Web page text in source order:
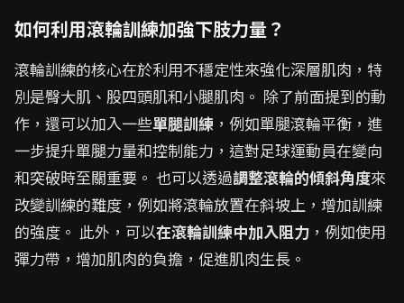
如何利用滾輪訓練加強下肢力量？
滾輪訓練的核心在於利用不穩定性來強化深層肌肉，特
別是臀大肌、股四頭肌和小腿肌肉。 除了前面提到的動
作，還可以加入一些單腿訓練 ，例如單腿滾輪平衡，進
一步提升單腿力量和控制能力，這對足球運動員在變向
和突破時至關重要。 也可以透過調整滾輪的傾斜角度來
改變訓練的難度，例如將滾輪放置在斜坡上，增加訓練
的強度。 此外，可以在滾輪訓練中加入阻力 ，例如使用
彈力帶，增加肌肉的負擔，促進肌肉生長。